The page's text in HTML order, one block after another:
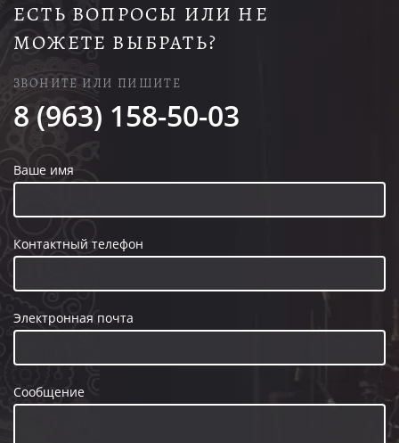
ЕСТЬ ВОПРОСЫ ИЛИ НЕ
МОЖЕТЕ ВЫБРАТЬ?
ЗВОНИТЕ ИЛИ ПИШИТЕ
8 (963) 158-50-03
Ваше имя
Контактный телефон
Электронная почта
Сообщение